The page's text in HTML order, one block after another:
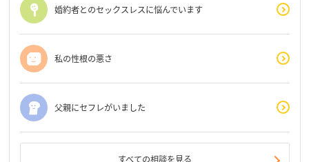
婚約者とのセックスレスに悩んでいます
私の性根の悪さ
父親にセフレがいました
すべての相談を見る